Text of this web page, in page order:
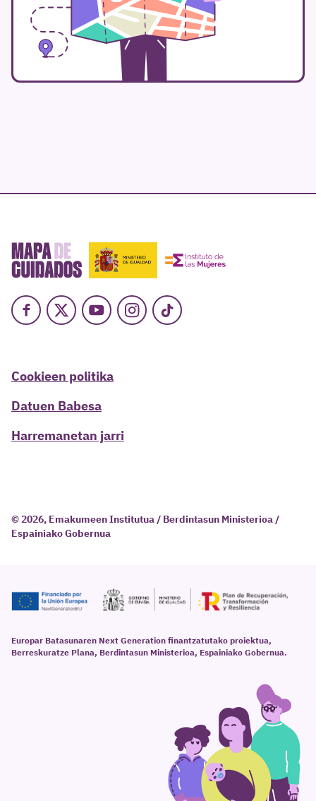
Facebook
X YoutubeInstagram
TikTok
Cookieen politika
Datuen Babesa
Harremanetan jarri
© 2026, Emakumeen Institutua / Berdintasun Ministerioa /
Espainiako Gobernua
Europar Batasunaren Next Generation finantzatutako proiektua,
Berreskuratze Plana, Berdintasun Ministerioa, Espainiako Gobernua.